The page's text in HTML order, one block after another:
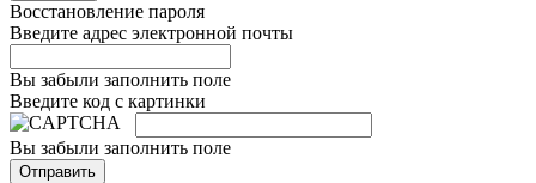
Восстановление пароля
Введите адрес электронной почты
Вы забыли заполнить поле
Введите код с картинки
Вы забыли заполнить поле
Отправить